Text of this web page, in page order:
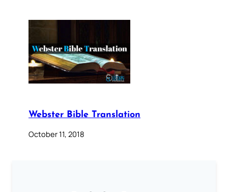
Webster Bible Translation
October 11, 2018